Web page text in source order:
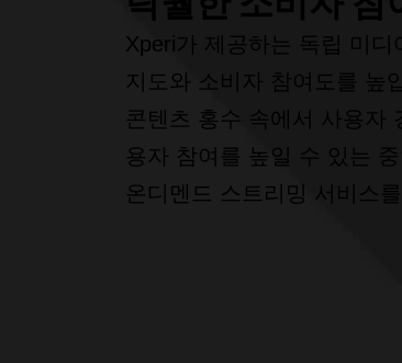
Xperi가 제공하는 독립 미
지도와 소비자 참여도를 높
콘텐츠 홍수 속에서 사용자
용자 참여를 높일 수 있는
온디멘드 스트리밍 서비스